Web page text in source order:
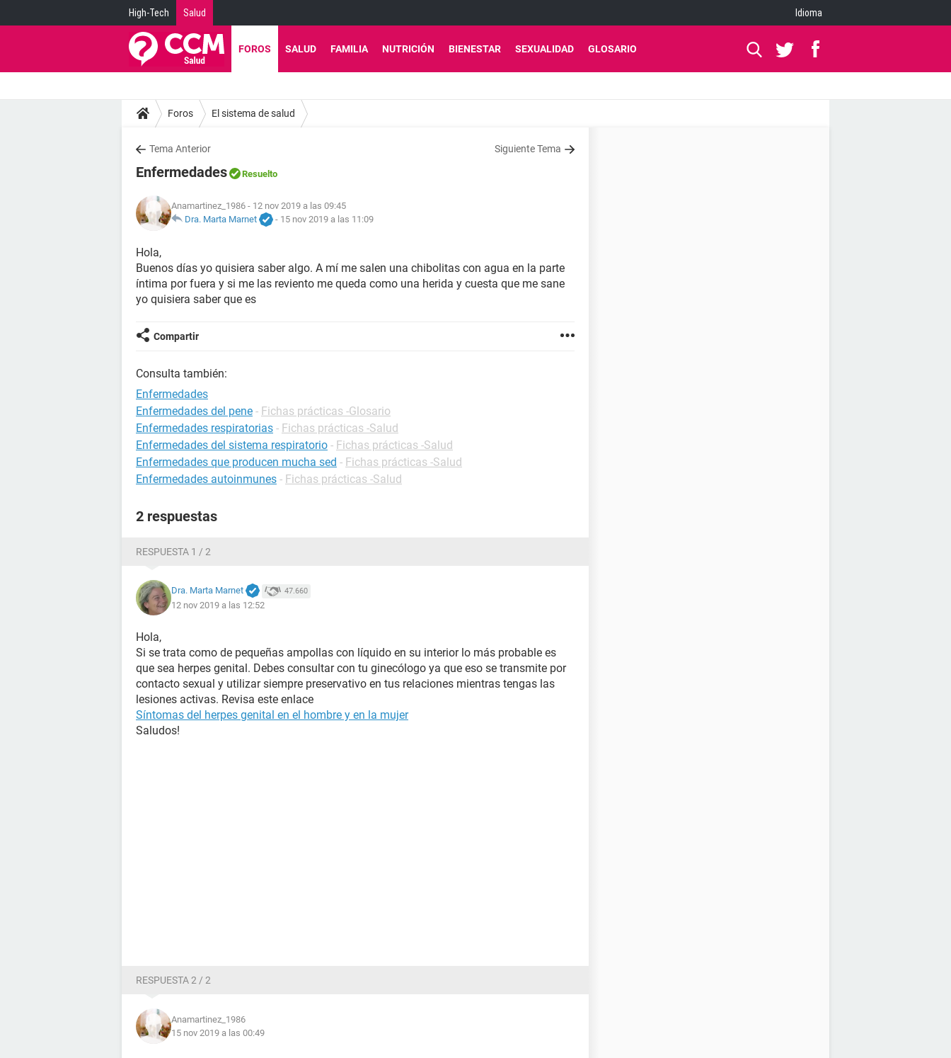
High-Tech Salud Idioma
FOROS SALUD FAMILIA NUTRICIÓN BIENESTAR SEXUALIDAD GLOSARIO
Foros El sistema de salud
Tema Anterior Siguiente Tema
Enfermedades Resuelto
Anamartinez_1986 - 12 nov 2019 a las 09:45
Dra. Marta Marnet
- 15 nov 2019 a las 11:09
Hola,
Buenos días yo quisiera saber algo. A mí me salen una chibolitas con agua en la parte
íntima por fuera y si me las reviento me queda como una herida y cuesta que me sane
yo quisiera saber que es
Compartir
Consulta también:
Enfermedades
Enfermedades del pene - Fichas prácticas -Glosario
Enfermedades respiratorias - Fichas prácticas -Salud
Enfermedades del sistema respiratorio - Fichas prácticas -Salud
Enfermedades que producen mucha sed - Fichas prácticas -Salud
Enfermedades autoinmunes - Fichas prácticas -Salud
2 respuestas
RESPUESTA 1 / 2
Dra. Marta Marnet 47.660
12 nov 2019 a las 12:52
Hola,
Si se trata como de pequeñas ampollas con líquido en su interior lo más probable es
que sea herpes genital. Debes consultar con tu ginecólogo ya que eso se transmite por
contacto sexual y utilizar siempre preservativo en tus relaciones mientras tengas las
lesiones activas. Revisa este enlace
Síntomas del herpes genital en el hombre y en la mujer
Saludos!
RESPUESTA 2 / 2
Anamartinez_1986
15 nov 2019 a las 00:49